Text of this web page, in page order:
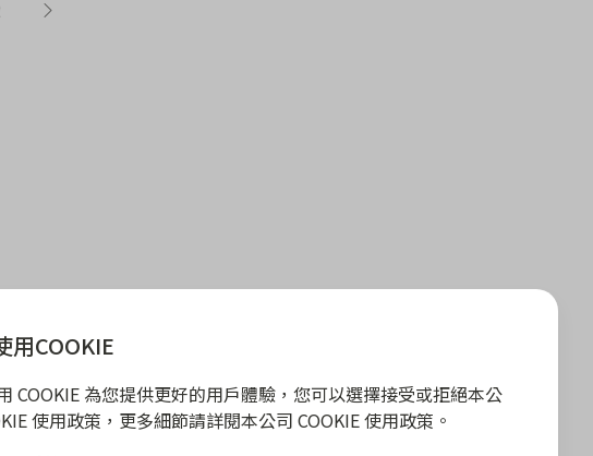
用COOKIE
COOKIE 為您提供更好的用戶體驗，您可以選擇接受或拒絕本公
使用政策，更多細節請詳閱本公司 COOKIE 使用政策。